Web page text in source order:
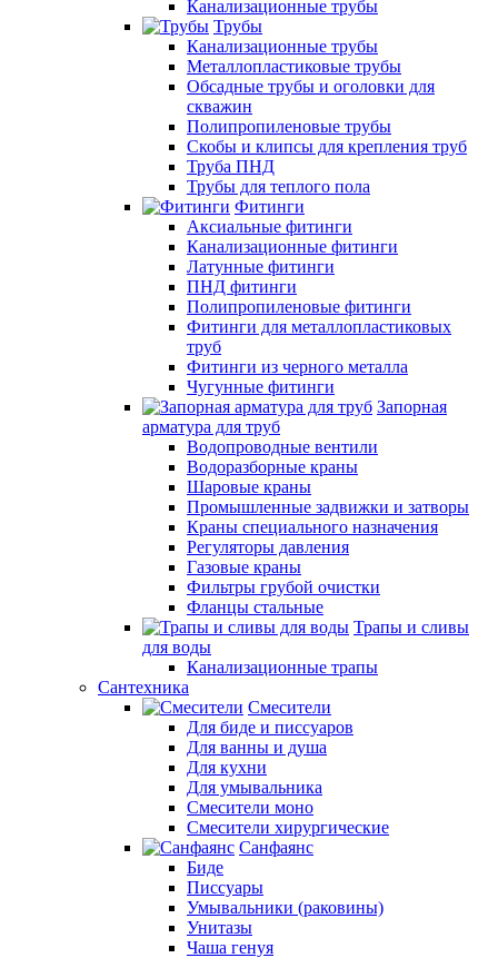
Канализационные трубы
Трубы
Канализационные трубы
Металлопластиковые трубы
Обсадные трубы и оголовки для
скважин
Полипропиленовые трубы
Скобы и клипсы для крепления труб
Труба ПНД
Трубы для теплого пола
Фитинги
Аксиальные фитинги
Канализационные фитинги
Латунные фитинги
ПНД фитинги
Полипропиленовые фитинги
Фитинги для металлопластиковых
труб
Фитинги из черного металла
Чугунные фитинги
Запорная
арматура для труб
Водопроводные вентили
Водоразборные краны
Шаровые краны
Промышленные задвижки и затворы
Краны специального назначения
Регуляторы давления
Газовые краны
Фильтры грубой очистки
Фланцы стальные
Трапы и сливы
для воды
Канализационные трапы
Сантехника
Смесители
Для биде и писсуаров
Для ванны и душа
Для кухни
Для умывальника
Смесители моно
Смесители хирургические
Санфаянс
Биде
Писсуары
Умывальники (раковины)
Унитазы
Чаша генуя